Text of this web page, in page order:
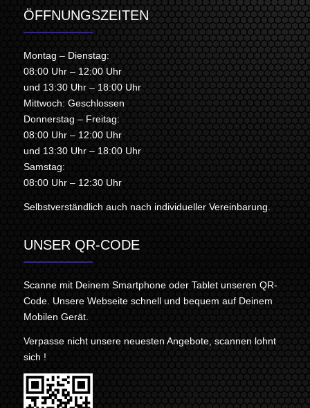
ÖFFNUNGSZEITEN
Montag – Dienstag:
08:00 Uhr – 12:00 Uhr
und 13:30 Uhr – 18:00 Uhr
Mittwoch: Geschlossen
Donnerstag – Freitag:
08:00 Uhr – 12:00 Uhr
und 13:30 Uhr – 18:00 Uhr
Samstag:
08:00 Uhr – 12:30 Uhr
Selbstverständlich auch nach individueller Vereinbarung.
UNSER QR-CODE
Scanne mit Deinem Smartphone oder Tablet unseren QR-
Code. Unsere Webseite schnell und bequem auf Deinem
Mobilen Gerät.
Verpasse nicht unsere neuesten Angebote, scannen lohnt
sich !